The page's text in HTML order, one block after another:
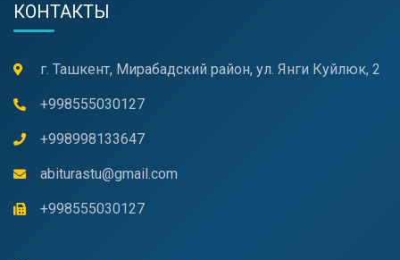
КОНТАКТЫ
г. Ташкент, Мирабадский район, ул. Янги Куйлюк, 2
+998555030127
+998998133647
abiturastu@gmail.com
+998555030127